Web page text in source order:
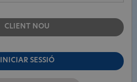
CLIENT NOU
INICIAR SESSIÓ